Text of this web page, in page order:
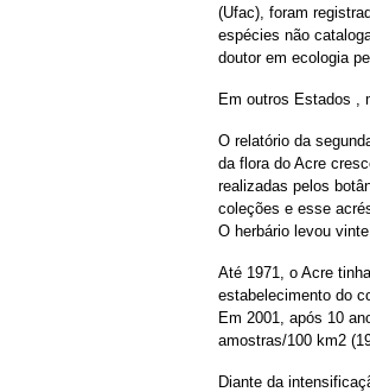
(Ufac), foram
espécies não
doutor em ecologia
Em outros Estados ,
O relatório da
da flora do Acre
realizadas pelos
coleções e esse
O herbário levou
Até 1971, o Acre
estabelecimento do
Em 2001, após 10
amostras/100 km2
Diante da